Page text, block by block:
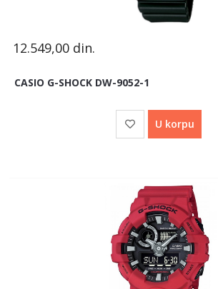
12.549,00 din.
CASIO G-SHOCK DW-9052-1
U korpu